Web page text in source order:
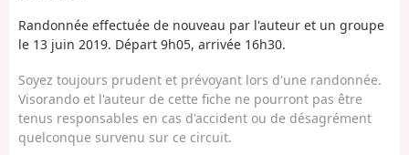
Randonnée effectuée de nouveau par l'auteur et un groupe
le 13 juin 2019. Départ 9h05, arrivée 16h30.
Soyez toujours prudent et prévoyant lors d'une randonnée.
Visorando et l'auteur de cette fiche ne pourront pas être
tenus responsables en cas d'accident ou de désagrément
quelconque survenu sur ce circuit.